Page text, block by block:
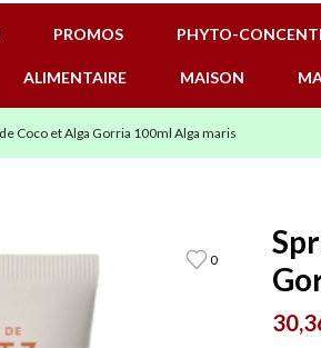
PROMOS PHYTO-
ALIMENTAIRE MAISON
Coco et Alga Gorria 100ml Alga maris
0